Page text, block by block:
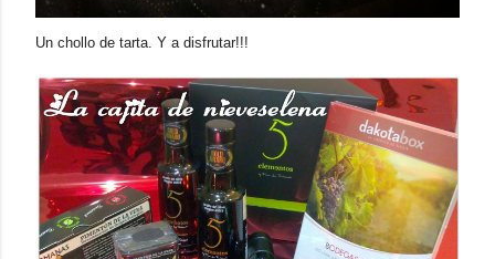
Un chollo de tarta. Y a disfrutar!!!